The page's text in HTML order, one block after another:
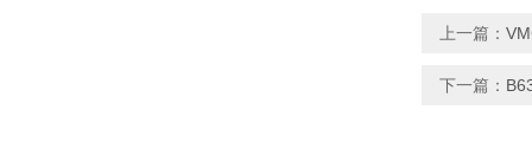
上一篇：
下一篇：